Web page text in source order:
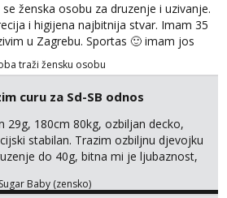
se ženska osobu za druzenje i uzivanje.
i higijena najbitnija stvar. Imam 35
u Zagrebu. Sportas 🙂 imam jos
🤣 Za sve informacije i dogovore na
molim samo ozbiljne i zainteresirane
takoder da se ne javljaju muski!!!
traži žensku osobu
curu za Sd-SB odnos
29g, 180cm 80kg, ozbiljan decko,
stabilan. Trazim ozbiljnu djevojku
do 40g, bitna mi je ljubaznost,
sa opisom i slikom, o nagradi
Sugar Baby (zensko)